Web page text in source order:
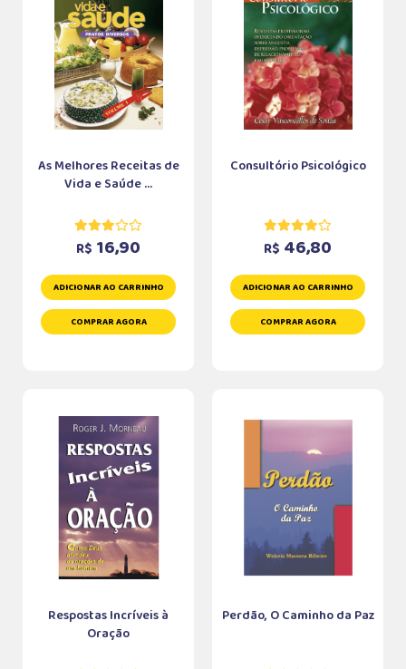
As Melhores Receitas de
Vida e Saúde ...
R$ 16,90
ADICIONAR AO CARRINHO
COMPRAR AGORA
Consultório Psicológico
R$ 46,80
ADICIONAR AO CARRINHO
COMPRAR AGORA
Respostas Incríveis à
Oração
Perdão, O Caminho da Paz